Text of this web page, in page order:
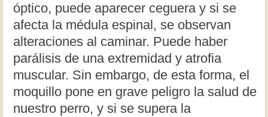
óptico, puede aparecer ceguera y si se
afecta la médula espinal, se observan
alteraciones al caminar. Puede haber
parálisis de una extremidad y atrofia
muscular. Sin embargo, de esta forma, el
moquillo pone en grave peligro la salud de
nuestro perro, y si se supera la